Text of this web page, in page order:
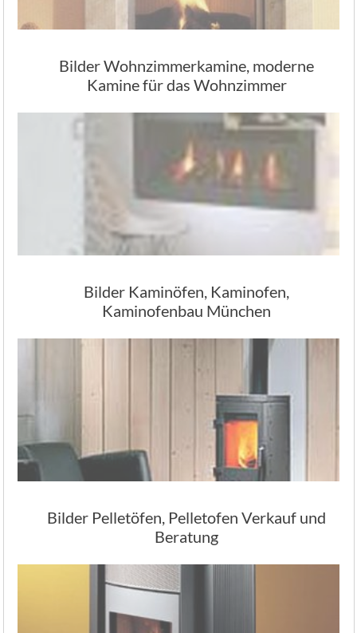
Bilder Wohnzimmerkamine, moderne
Kamine für das Wohnzimmer
Bilder Kaminöfen, Kaminofen,
Kaminofenbau München
Bilder Pelletöfen, Pelletofen Verkauf und
Beratung